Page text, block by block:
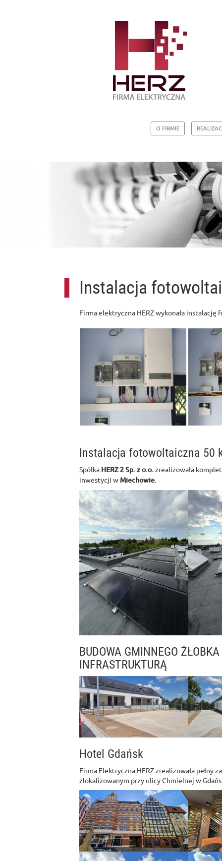
O FIRMIE
Instalacja
Firma elektryczna HERZ wykonała
Instalacja fotowoltaiczna 50
Spółka HERZ 2 Sp. z o.o.zrealizowała
inwestycji w Miechowie.
BUDOWA GMINNEGO
INFRASTRUKTURĄ
Hotel Gdańsk
Firma Elektryczna HERZ zrealizowała
zlokalizowanym przy ulicy Chmielnej w